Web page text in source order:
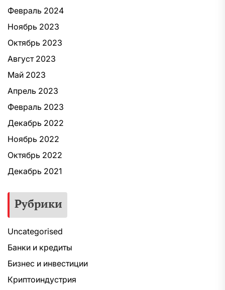
Февраль 2024
Ноябрь 2023
Октябрь 2023
Август 2023
Май 2023
Апрель 2023
Февраль 2023
Декабрь 2022
Ноябрь 2022
Октябрь 2022
Декабрь 2021
Рубрики
Uncategorised
Банки и кредиты
Бизнес и инвестиции
Криптоиндустрия